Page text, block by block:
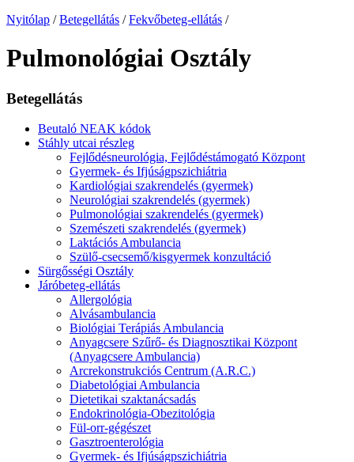
Nyitólap / Betegellátás / Fekvőbeteg-ellátás /
Pulmonológiai Osztály
Betegellátás
Beutaló NEAK kódok
Stáhly utcai részleg
Fejlődésneurológia, Fejlődéstámogató Központ
Gyermek- és Ifjúságpszichiátria
Kardiológiai szakrendelés (gyermek)
Neurológiai szakrendelés (gyermek)
Pulmonológiai szakrendelés (gyermek)
Szemészeti szakrendelés (gyermek)
Laktációs Ambulancia
Szülő-csecsemő/kisgyermek konzultáció
Sürgősségi Osztály
Járóbeteg-ellátás
Allergológia
Alvásambulancia
Biológiai Terápiás Ambulancia
Anyagcsere Szűrő- és Diagnosztikai Központ
(Anyagcsere Ambulancia)
Arcrekonstrukciós Centrum (A.R.C.)
Diabetológiai Ambulancia
Dietetikai szaktanácsadás
Endokrinológia-Obezitológia
Fül-orr-gégészet
Gasztroenterológia
Gyermek- és Ifjúságpszichiátria